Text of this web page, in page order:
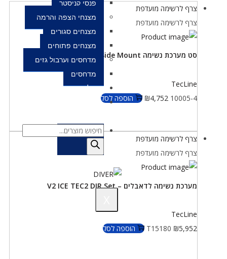
פנסי קניסטר
מצנחי הצפה והרמה
מצנחים סגורים
מצנחים פתוחים
מדחסים וערבול גזים
מדחסים
סל קניות
יצירת
צרף לרשימה מועדפת
צרף לרשימה מועדפת
סט מערכת נשימה R 2 TEC1 Side Mount
TecLine
10005-4
₪4,752 הוספה לסל
צרף לרשימה מועדפת
צרף לרשימה מועדפת
מערכת נשימה לדאבלים – V2 ICE TEC2 DIR Set
TecLine
T15180₪5,952 הוספה לסל